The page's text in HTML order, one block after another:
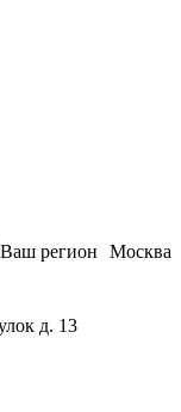
Москва
Ваш регион
д. 13